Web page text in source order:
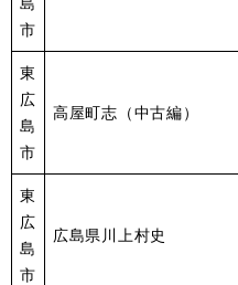
市
東
広
島
市
高屋町志（中古編）
東
広
島
市
広島県川上村史